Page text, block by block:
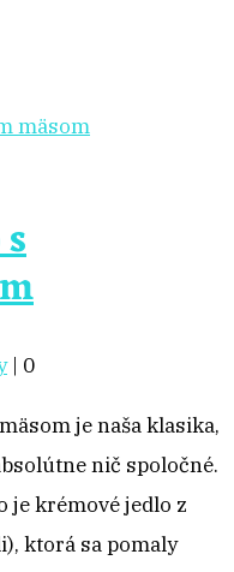
| 0
je naša klasika,
nič spoločné.
je krémové jedlo z
ktorá sa pomaly